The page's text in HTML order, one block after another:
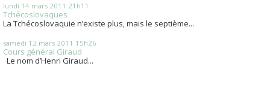
lundi 14 mars 2011 21h11
Tchécoslovaques
La Tchécoslovaquie n’existe plus, mais le septième...
samedi 12 mars 2011 15h26
Cours général Giraud
Le nom d’Henri Giraud...